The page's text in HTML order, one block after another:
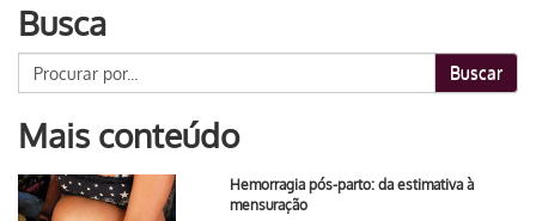
Busca
Buscar
Mais conteúdo
Hemorragia pós-parto: da estimativa à
mensuração